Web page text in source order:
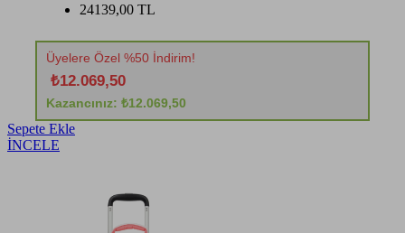
24139,00 TL
Üyelere Özel %50 İndirim!
₺12.069,50
Kazancınız: ₺12.069,50
Sepete Ekle
İNCELE